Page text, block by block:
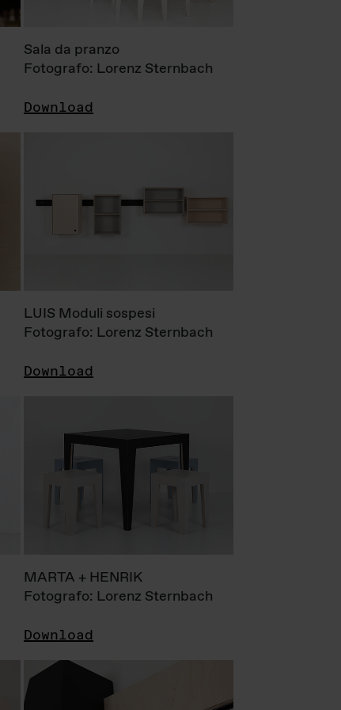
Sala da pranzo
Fotografo: Lorenz Sternbach
Download
LUIS Moduli sospesi
Fotografo: Lorenz Sternbach
Download
MARTA + HENRIK
Fotografo: Lorenz Sternbach
Download